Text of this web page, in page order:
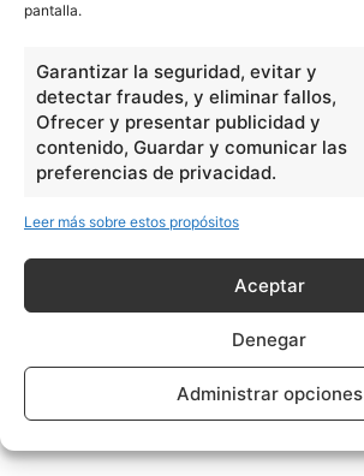
pantalla.
Garantizar la seguridad, evitar y
detectar fraudes, y eliminar fallos,
Ofrecer y presentar publicidad y
contenido, Guardar y comunicar las
preferencias de privacidad.
Leer más sobre estos propósitos
Aceptar
Denegar
Administrar opciones